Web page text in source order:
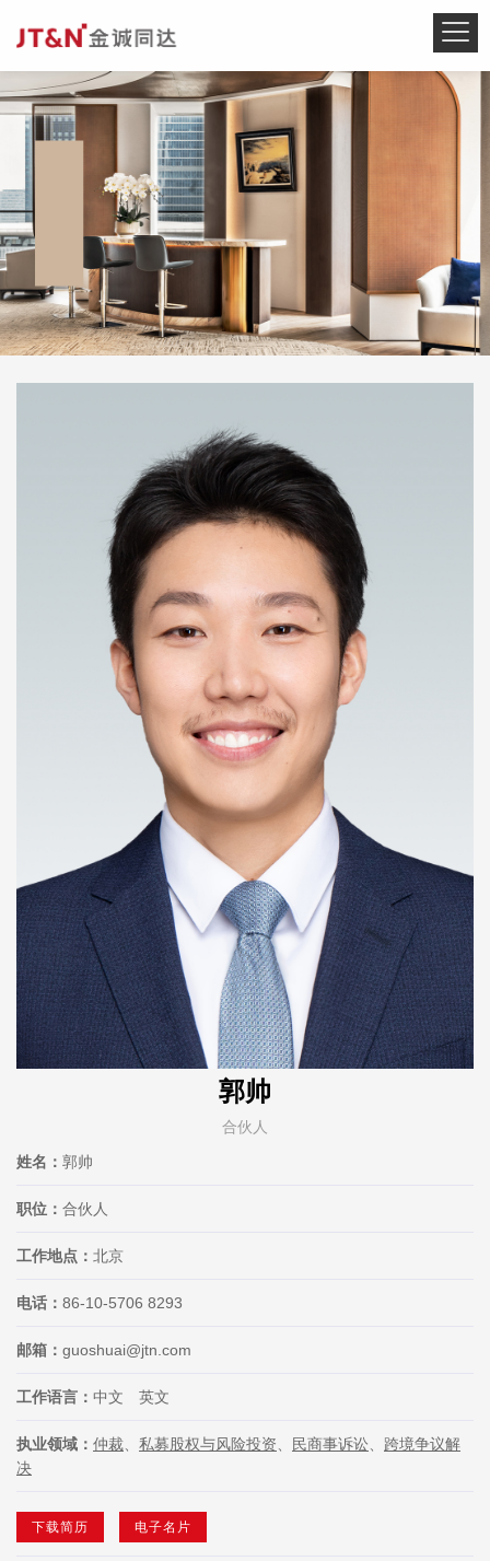
郭帅
合伙人
姓名： 郭帅
职位： 合伙人
工作地点： 北京
电话： 86-10-5706 8293
邮箱： guoshuai@jtn.com
工作语言： 中文 英文
执业领域： 仲裁 私募股权与风险投资 民商事诉讼
跨境争议解
决
下载简历 电子名片